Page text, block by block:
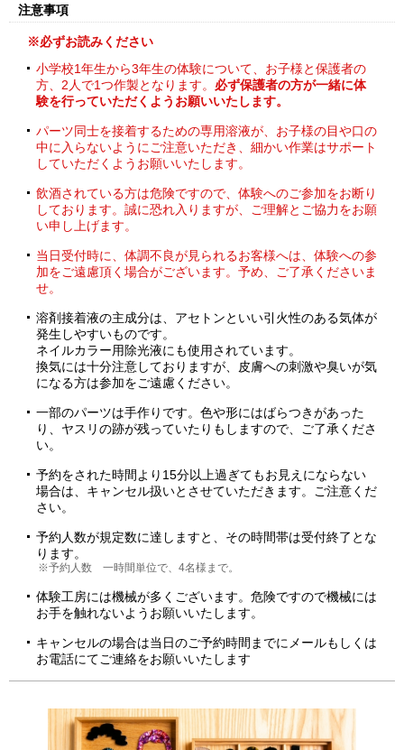
注意事項
※必ずお読みください
小学校1年生から3年生の体験について、お子様と保護者の
方、2人で1つ作製となります。 必ず保護者の方が一緒に体
験を行っていただくようお願いいたします。
パーツ同士を接着するための専用溶液が、お子様の目や口の
中に入らないようにご注意いただき、細かい作業はサポート
していただくようお願いいたします。
飲酒されている方は危険ですので、体験へのご参加をお断り
しております。誠に恐れ入りますが、ご理解とご協力をお願
い申し上げます。
当日受付時に、体調不良が見られるお客様へは、体験への参
加をご遠慮頂く場合がございます。予め、ご了承くださいま
せ。
溶剤接着液の主成分は、アセトンといい引火性のある気体が
発生しやすいものです。
ネイルカラー用除光液にも使用されています。
換気には十分注意しておりますが、皮膚への刺激や臭いが気
になる方は参加をご遠慮ください。
一部のパーツは手作りです。色や形にはばらつきがあった
り、ヤスリの跡が残っていたりもしますので、ご了承くださ
い。
予約をされた時間より15分以上過ぎてもお見えにならない
場合は、キャンセル扱いとさせていただきます。ご注意くだ
さい。
予約人数が規定数に達しますと、その時間帯は受付終了とな
ります。
※予約人数 一時間単位で、4名様まで。
体験工房には機械が多くございます。危険ですので機械には
お手を触れないようお願いいたします。
キャンセルの場合は当日のご予約時間までにメールもしくは
お電話にてご連絡をお願いいたします